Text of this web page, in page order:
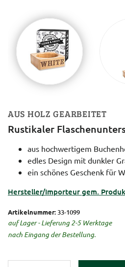
AUS HOLZ GEARBEITET
Rustikaler
aus hochwertigem
edles Design mit dunkler
ein schönes Geschenk für
Hersteller/Importeur gem.
Artikelnummer: 33-1099
auf Lager - Lieferung 2-5 Werktage
nach Eingang der Bestellung.